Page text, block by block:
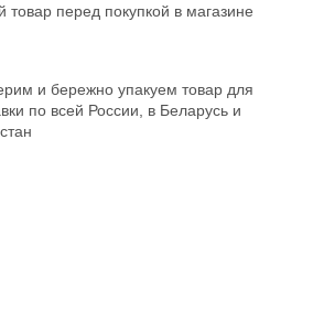
товар перед покупкой в магазине
и бережно упакуем товар для
по всей России, в Беларусь и